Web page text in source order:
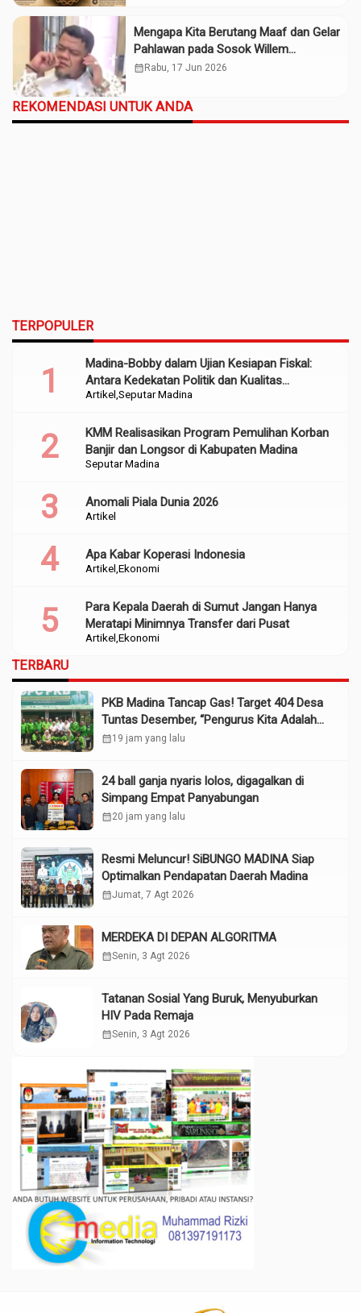
Mengapa Kita Berutang Maaf dan Gelar
Pahlawan pada Sosok Willem
Iskander?
calendar_month Rabu, 17 Jun 2026
REKOMENDASI UNTUK ANDA
TERPOPULER
Artikel Seputar Madina
Madina-Bobby dalam Ujian Kesiapan Fiskal:
Antara Kedekatan Politik dan Kualitas
Perencanaan
Seputar Madina
KMM Realisasikan Program Pemulihan Korban
Banjir dan Longsor di Kabupaten Madina
Artikel
Anomali Piala Dunia 2026
Artikel Ekonomi
Apa Kabar Koperasi Indonesia
Artikel Ekonomi
Para Kepala Daerah di Sumut Jangan Hanya
Meratapi Minimnya Transfer dari Pusat
TERBARU
PKB Madina Tancap Gas! Target 404 Desa
Tuntas Desember, “Pengurus Kita Adalah
Tokoh”
calendar_month19 jam yang lalu
24 ball ganja nyaris lolos, digagalkan di
Simpang Empat Panyabungan
calendar_month20 jam yang lalu
Resmi Meluncur! SiBUNGO MADINA Siap
Optimalkan Pendapatan Daerah Madina
calendar_monthJumat, 7 Agt 2026
MERDEKA DI DEPAN ALGORITMA
calendar_monthSenin, 3 Agt 2026
Tatanan Sosial Yang Buruk, Menyuburkan
HIV Pada Remaja
calendar_monthSenin, 3 Agt 2026